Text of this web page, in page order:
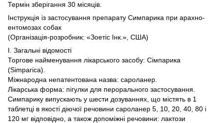
Термін зберігання 30 місяців.
Інструкція із застосування препарату Симпарика при арахно-
ентомозах собак
(Організація-розробник: «Зоетіс Інк.», США)
I. Загальні відомості
Торгове найменування лікарського засобу: Сімпарика
(Simparica).
Міжнародна непатентована назва: сароланер.
Лікарська форма: пігулки для перорального застосування.
Симпарику випускають у шести дозуваннях, що містять в 1
таблетці в якості діючої речовини сароланер 5, 10, 20, 40, 80 і
120 мг відповідно, а також допоміжні речовини: лактози